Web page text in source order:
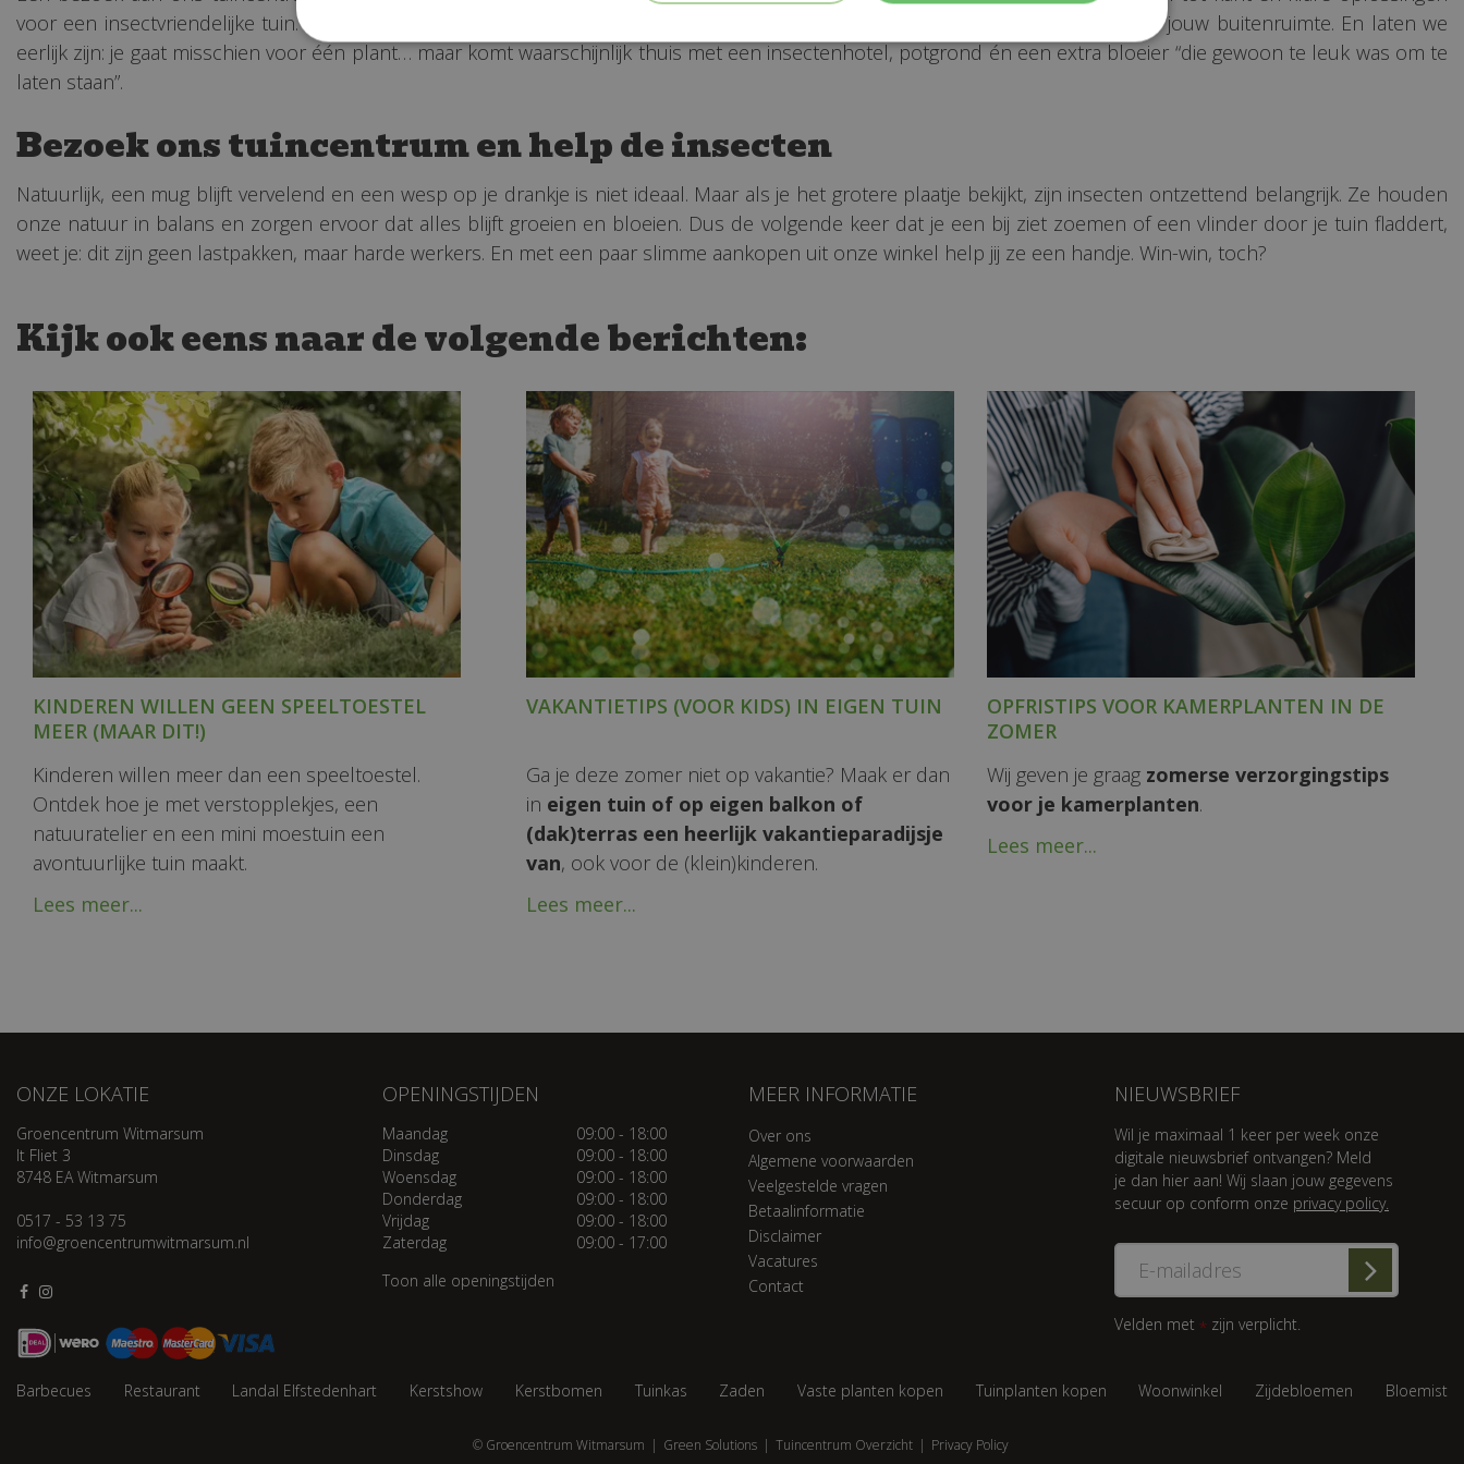
voor een insectvriendelijke tuin. Medewerkers helpen je graag bij het kiezen van de juiste planten en producten, afgestemd op jouw buitenruimte. En laten we
eerlijk zijn: je gaat misschien voor één plant… maar komt waarschijnlijk thuis met een insectenhotel, potgrond én een extra bloeier “die gewoon te leuk was om te
laten staan”.
Bezoek ons tuincentrum en help de insecten
Natuurlijk, een mug blijft vervelend en een wesp op je drankje is niet ideaal. Maar als je het grotere plaatje bekijkt, zijn insecten ontzettend belangrijk. Ze houden
onze natuur in balans en zorgen ervoor dat alles blijft groeien en bloeien. Dus de volgende keer dat je een bij ziet zoemen of een vlinder door je tuin fladdert,
weet je: dit zijn geen lastpakken, maar harde werkers. En met een paar slimme aankopen uit onze winkel help jij ze een handje. Win-win, toch?
Kijk ook eens naar de volgende berichten:
KINDEREN WILLEN GEEN SPEELTOESTEL
MEER (MAAR DIT!)
Kinderen willen meer dan een speeltoestel.
Ontdek hoe je met verstopplekjes, een
natuuratelier en een mini moestuin een
avontuurlijke tuin maakt.
Lees meer...
VAKANTIETIPS (VOOR KIDS) IN EIGEN TUIN
Ga je deze zomer niet op vakantie? Maak er dan
in eigen tuin of op eigen balkon of
(dak)terras een heerlijk vakantieparadijsje
van, ook voor de (klein)kinderen.
Lees meer...
OPFRISTIPS VOOR KAMERPLANTEN IN DE
ZOMER
Wij geven je graag zomerse verzorgingstips
voor je kamerplanten.
Lees meer...
ONZE LOKATIE
Groencentrum Witmarsum
It Fliet 3
8748 EA Witmarsum
0517 - 53 13 75
info@groencentrumwitmarsum.nl
OPENINGSTIJDEN
Maandag
09:00 - 18:00
Dinsdag
09:00 - 18:00
Woensdag
09:00 - 18:00
Donderdag
09:00 - 18:00
Vrijdag
09:00 - 18:00
Zaterdag
09:00 - 17:00
Toon alle openingstijden
MEER INFORMATIE
Over ons
Algemene voorwaarden
Veelgestelde vragen
Betaalinformatie
Disclaimer
Vacatures
Contact
NIEUWSBRIEF
Wil je maximaal 1 keer per week onze
digitale nieuwsbrief ontvangen? Meld
je dan hier aan! Wij slaan jouw gegevens
secuur op conform onze privacy policy.
Velden met * zijn verplicht.
Barbecues Restaurant Landal Elfstedenhart Kerstshow Kerstbomen Tuinkas Zaden Vaste planten kopen Tuinplanten kopen Woonwinkel Zijdebloemen Bloemist
© Groencentrum Witmarsum Green Solutions Tuincentrum Overzicht Privacy Policy